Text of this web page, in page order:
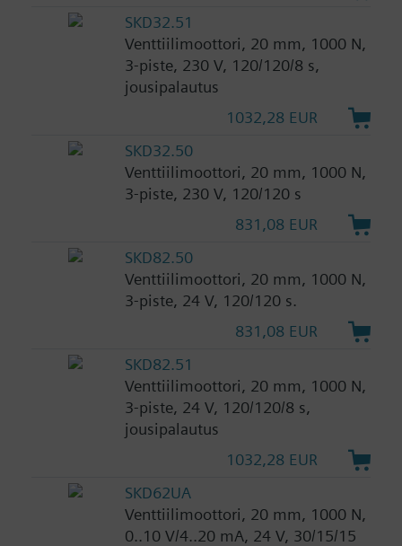
SKD32.51
Venttiilimoottori, 20 mm, 1000 N,
3-piste, 230 V, 120/120/8 s,
jousipalautus
1032,28 EUR
SKD32.50
Venttiilimoottori, 20 mm, 1000 N,
3-piste, 230 V, 120/120 s
831,08 EUR
SKD82.50
Venttiilimoottori, 20 mm, 1000 N,
3-piste, 24 V, 120/120 s.
831,08 EUR
SKD82.51
Venttiilimoottori, 20 mm, 1000 N,
3-piste, 24 V, 120/120/8 s,
jousipalautus
1032,28 EUR
SKD62UA
Venttiilimoottori, 20 mm, 1000 N,
0..10 V/4..20 mA, 24 V, 30/15/15